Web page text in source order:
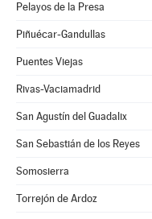
Pelayos de la Presa
Piñuécar-Gandullas
Puentes Viejas
Rivas-Vaciamadrid
San Agustín del Guadalix
San Sebastián de los Reyes
Somosierra
Torrejón de Ardoz